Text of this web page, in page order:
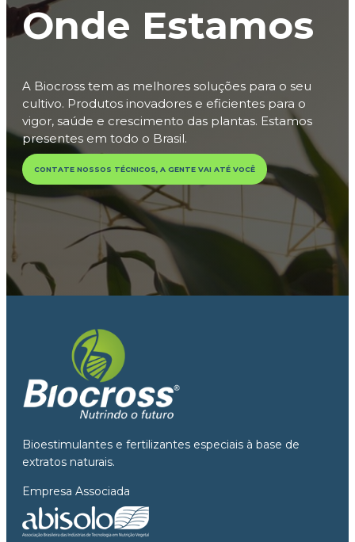
Onde Estamos
A Biocross tem as melhores soluções para o seu
cultivo. Produtos inovadores e eficientes para o
vigor, saúde e crescimento das plantas. Estamos
presentes em todo o Brasil.
CONTATE NOSSOS TÉCNICOS, A GENTE VAI ATÉ VOCÊ
Bioestimulantes e fertilizantes especiais à base de
extratos naturais.
Empresa Associada